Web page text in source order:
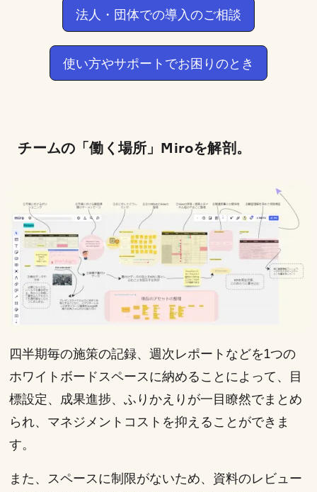
法人・団体での導入のご相談
使い方やサポートでお困りのとき
チームの「働く場所」Miroを解剖。
四半期毎の施策の記録、週次レポートなどを1つの
ホワイトボードスペースに納めることによって、目
標設定、成果進捗、ふりかえりが一目瞭然でまとめ
られ、マネジメントコストを抑えることができま
す。
また、スペースに制限がないため、資料のレビュー